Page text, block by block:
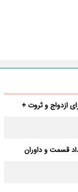
ازدواج و ثروت +